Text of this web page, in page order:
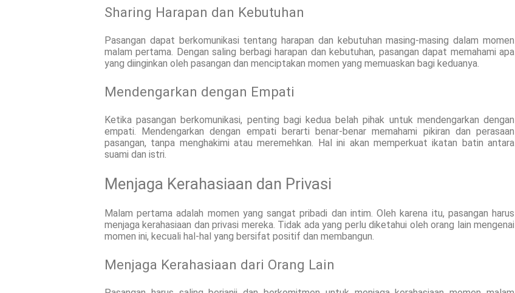
Sharing Harapan dan Kebutuhan
Pasangan dapat berkomunikasi tentang harapan dan kebutuhan masing-masing dalam momen
malam pertama. Dengan saling berbagi harapan dan kebutuhan, pasangan dapat memahami apa
yang diinginkan oleh pasangan dan menciptakan momen yang memuaskan bagi keduanya.
Mendengarkan dengan Empati
Ketika pasangan berkomunikasi, penting bagi kedua belah pihak untuk mendengarkan dengan
empati. Mendengarkan dengan empati berarti benar-benar memahami pikiran dan perasaan
pasangan, tanpa menghakimi atau meremehkan. Hal ini akan memperkuat ikatan batin antara
suami dan istri.
Menjaga Kerahasiaan dan Privasi
Malam pertama adalah momen yang sangat pribadi dan intim. Oleh karena itu, pasangan harus
menjaga kerahasiaan dan privasi mereka. Tidak ada yang perlu diketahui oleh orang lain mengenai
momen ini, kecuali hal-hal yang bersifat positif dan membangun.
Menjaga Kerahasiaan dari Orang Lain